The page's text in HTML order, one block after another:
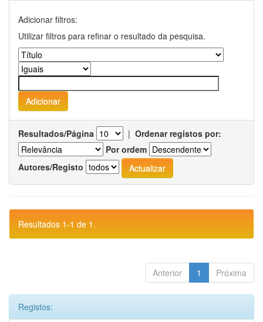
Adicionar filtros:
Utilizar filtros para refinar o resultado da pesquisa.
Resultados/Página | Ordenar registos por:
Por ordem
Autores/Registo
Resultados 1-1 de 1.
Anterior 1 Próxima
Registos: